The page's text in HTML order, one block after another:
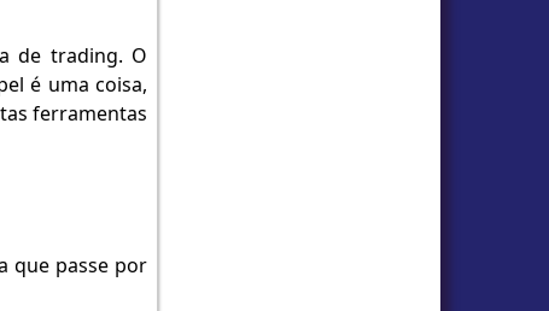
de trading. O
é uma coisa,
ferramentas
que passe por